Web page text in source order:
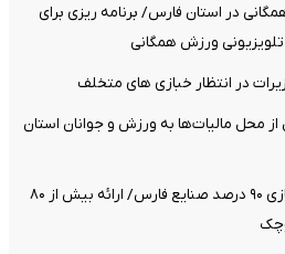
ورزش همگانی در استان فارس/ برنامه ریزی برای
تلویزیونی ورزش همگانی
در انتظار خبازی های متخلف
ریال از محل مالیات‌ها به ورزش و جوانان استان
نسخه فارس برای توانمندسازی ۹۰ درصد صنایع فارس/ ارائه بیش از ۸۰